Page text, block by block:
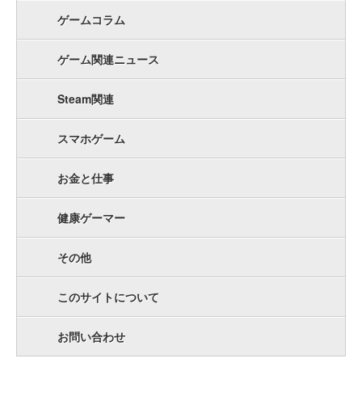
ゲームコラム
ゲーム関連ニュース
Steam関連
スマホゲーム
お金と仕事
健康ゲーマー
その他
このサイトについて
お問い合わせ